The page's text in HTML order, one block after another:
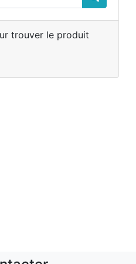
trouver le produit